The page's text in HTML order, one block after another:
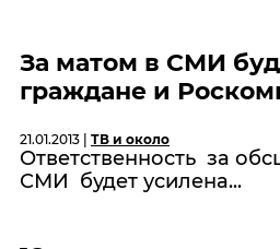
За матом в СМИ
граждане и
21.01.2013 | ТВ и около
Ответственность за
СМИ будет усилена...